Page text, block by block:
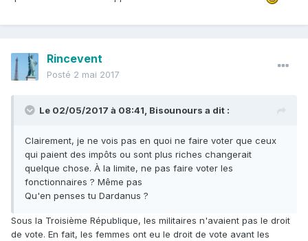
Rincevent
Posté 2 mai 2017
Le 02/05/2017 à 08:41, Bisounours a dit :
Clairement, je ne vois pas en quoi ne faire voter que ceux
qui paient des impôts ou sont plus riches changerait
quelque chose. À la limite, ne pas faire voter les
fonctionnaires ? Même pas
Qu'en penses tu Dardanus ?
Sous la Troisième République, les militaires n'avaient pas le droit
de vote. En fait, les femmes ont eu le droit de vote avant les